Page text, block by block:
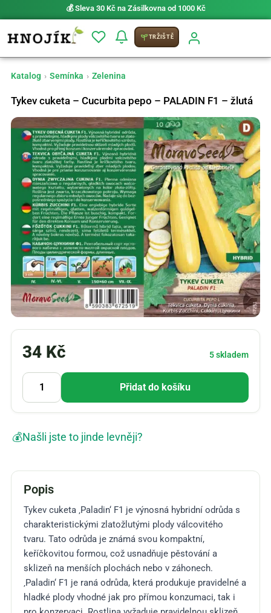
💰 Sleva 30 Kč na Zásilkovna od 1000 Kč
TRŽIŠTĚ
Katalog › Semínka › Zelenina
Tykev cuketa – Cucurbita pepo – PALADIN F1 – žlutá
34 Kč 5 skladem
Přidat do košíku
💰Našli jste to jinde levněji?
Popis
Tykev cuketa ‚Paladin‘ F1 je výnosná hybridní odrůda s
charakteristickými zlatožlutými plody válcovitého
tvaru. Tato odrůda je známá svou kompaktní,
keříčkovitou formou, což usnadňuje pěstování a
sklizeň na menších plochách nebo v záhonech.
‚Paladin‘ F1 je raná odrůda, která produkuje pravidelné a
hladké plody vhodné jak pro přímou konzumaci, tak i